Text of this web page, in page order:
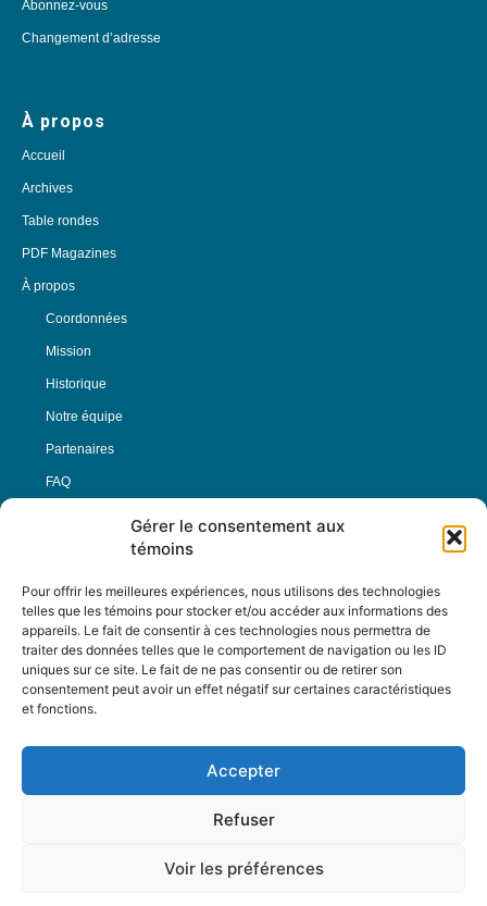
Gérer le consentement aux
témoins
Pour offrir les meilleures expériences, nous utilisons des technologies
telles que les témoins pour stocker et/ou accéder aux informations des
appareils. Le fait de consentir à ces technologies nous permettra de
traiter des données telles que le comportement de navigation ou les ID
uniques sur ce site. Le fait de ne pas consentir ou de retirer son
consentement peut avoir un effet négatif sur certaines caractéristiques
et fonctions.
Accepter
Refuser
Voir les préférences
Abonnez-vous
Changement d’adresse
À propos
Accueil
Archives
Table rondes
PDF Magazines
À propos
Coordonnées
Mission
Historique
Notre équipe
Partenaires
FAQ
Nous Suivre
12-3894 rue Sainte-Catherine Est,
SANS-FRAIS : 1-877-256-9009